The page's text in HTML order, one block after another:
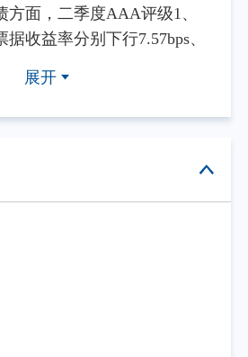
方面，二季度AAA评级1、
收益率分别下行7.57bps、
行7.57bps、16.68bps、
收益率曲线呈现平坦化走势。
流动性较为充裕，经济修复
原因在于资金面出现扰
行“地量”投放，市场解读为
增多，收益率继续下行动
展开